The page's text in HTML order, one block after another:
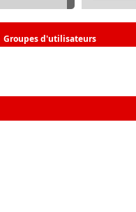
Groupes d'utilisateurs